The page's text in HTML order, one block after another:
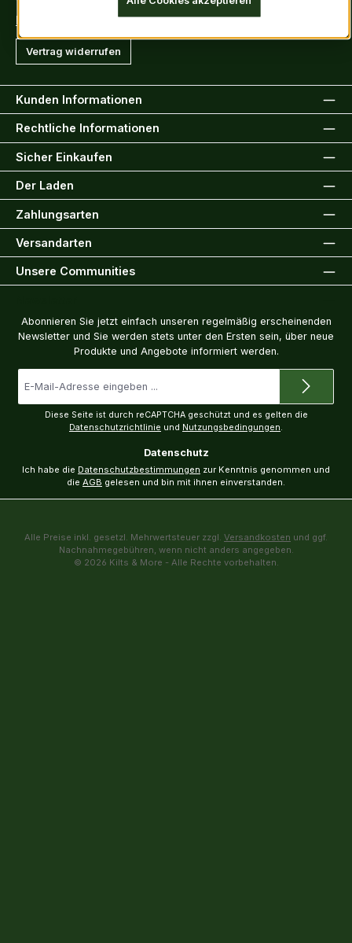
Vertrag widerrufen
Kunden Informationen
Rechtliche Informationen
Sicher Einkaufen
Der Laden
Zahlungsarten
Versandarten
Unsere Communities
Abonnieren Sie jetzt einfach unseren regelmäßig erscheinenden
Newsletter und Sie werden stets unter den Ersten sein, über neue
Produkte und Angebote informiert werden.
Mail-
Diese Seite ist durch reCAPTCHA geschützt und es gelten die
Datenschutzrichtlinie und Nutzungsbedingungen.
Datenschutz
Ich habe die Datenschutzbestimmungen zur Kenntnis genommen und
die AGB gelesen und bin mit ihnen einverstanden.
Alle Preise inkl. gesetzl. Mehrwertsteuer zzgl. Versandkosten und ggf.
Nachnahmegebühren, wenn nicht anders angegeben.
© 2026 Kilts & More - Alle Rechte vorbehalten.